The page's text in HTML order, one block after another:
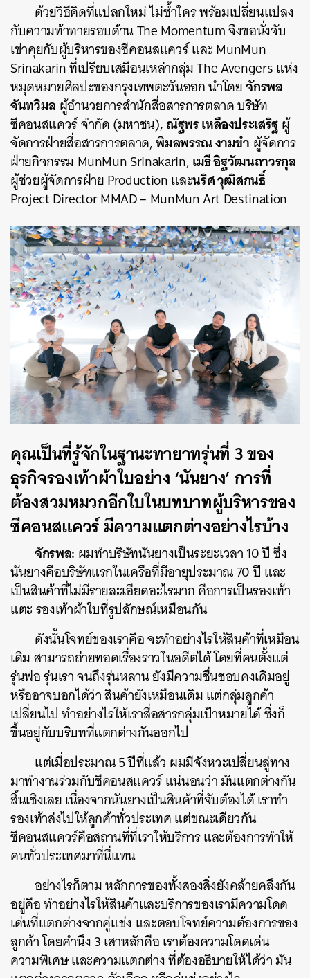
ด้วยวิธีคิดที่แปลกใหม่ ไม่ซ้ำใคร พร้อมเปลี่ยนแปลง
กับความท้าทายรอบด้าน The Momentum จึงขอนั่งจับ
เข่าคุยกับผู้บริหารของซีคอนสแควร์ และ MunMun
Srinakarin ที่เปรียบเสมือนเหล่ากลุ่ม The Avengers แห่ง
หมุดหมายศิลปะของกรุงเทพตะวันออก นำโดยจักรพล
จันทวิมล ผู้อำนวยการสำนักสื่อสารการตลาด บริษัท
ซีคอนสแควร์ จำกัด (มหาชน),ณัฐพร เหลืองประเสริฐผู้
จัดการฝ่ายสื่อสารการตลาด,พิมลพรรณ งามขำ ผู้จัดการ
ฝ่ายกิจกรรม MunMun Srinakarin,เมธี อิฐวัฒนถาวรกุล
ผู้ช่วยผู้จัดการฝ่าย Production และนริศ วุฒิสกนธิ์
Project Director MMAD – MunMun Art Destination
คุณเป็นที่รู้จักในฐานะทายาทรุ่นที่ 3 ของ
ธุรกิจรองเท้าผ้าใบอย่าง ‘นันยาง’ การที่
ต้องสวมหมวกอีกใบในบทบาทผู้บริหารของ
ซีคอนสแควร์ มีความแตกต่างอย่างไรบ้าง
จักรพล: ผมทำบริษัทนันยางเป็นระยะเวลา 10 ปี ซึ่ง
นันยางคือบริษัทแรกในเครือที่มีอายุประมาณ 70 ปี และ
เป็นสินค้าที่ไม่มีรายละเอียดอะไรมาก คือการเป็นรองเท้า
แตะ รองเท้าผ้าใบที่รูปลักษณ์เหมือนกัน
ดังนั้นโจทย์ของเราคือ จะทำอย่างไรให้สินค้าที่เหมือน
เดิม สามารถถ่ายทอดเรื่องราวในอดีตได้ โดยที่คนตั้งแต่
รุ่นพ่อ รุ่นเรา จนถึงรุ่นหลาน ยังมีความชื่นชอบคงเดิมอยู่
หรืออาจบอกได้ว่า สินค้ายังเหมือนเดิม แต่กลุ่มลูกค้า
เปลี่ยนไป ทำอย่างไรให้เราสื่อสารกลุ่มเป้าหมายได้ ซึ่งก็
ขึ้นอยู่กับบริบทที่แตกต่างกันออกไป
แต่เมื่อประมาณ 5 ปีที่แล้ว ผมมีจังหวะเปลี่ยนลู่ทาง
มาทำงานร่วมกับซีคอนสแควร์ แน่นอนว่า มันแตกต่างกัน
สิ้นเชิงเลย เนื่องจากนันยางเป็นสินค้าที่จับต้องได้ เราทำ
รองเท้าส่งไปให้ลูกค้าทั่วประเทศ แต่ขณะเดียวกัน
ซีคอนสแควร์คือสถานที่ที่เราให้บริการ และต้องการทำให้
คนทั่วประเทศมาที่นี่แทน
อย่างไรก็ตาม หลักการของทั้งสองสิ่งยังคล้ายคลึงกัน
อยู่คือ ทำอย่างไรให้สินค้าและบริการของเรามีความโดด
เด่นที่แตกต่างจากคู่แข่ง และตอบโจทย์ความต้องการของ
ลูกค้า โดยคำนึง 3 เสาหลักคือ เราต้องความโดดเด่น
ความพิเศษ และความแตกต่าง ที่ต้องอธิบายให้ได้ว่า มัน